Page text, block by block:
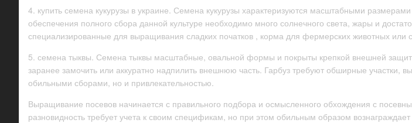
4. купить семена кукурузы в украине. Семена кукурузы характеризуются масштабными
обеспечения полного сбора данной культуре необходимо много солнечного света, жары и
специализированные для выращивания сладких початков , корма для фермерских животных или
5. семена тыквы. Семена тыквы масштабные, овальной формы и покрыты крепкой внешней
заранее замочить или аккуратно надпилить внешнюю часть. Гарбуз требуют обширные
обильными сборами, но и привлекательностью.
Выращивание посевов начинается с правильного подбора и осмысленного обхождения с
разновидность требует учета к своим спецификам, но при этом обильным образом